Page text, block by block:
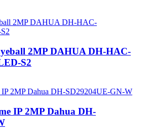
2MP DAHUA DH-HAC-
S2
IP 2MP Dahua DH-